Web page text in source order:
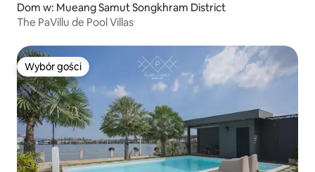
Dom w: Mueang Samut Songkhram District
The PaVillu de Pool Villas
Wybór gości
Wybór gości